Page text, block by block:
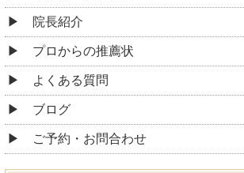
院長紹介
プロからの推薦状
よくある質問
ブログ
ご予約・お問合わせ